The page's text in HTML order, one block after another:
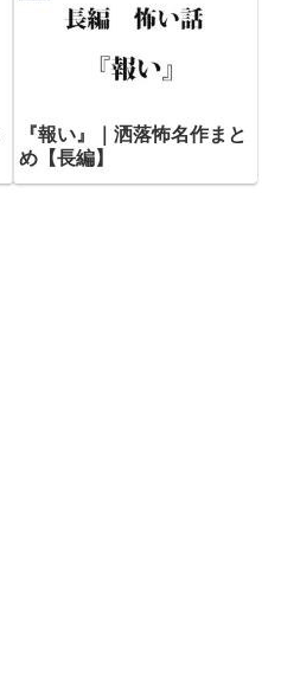
『報い』｜洒落怖名作まと
め【長編】